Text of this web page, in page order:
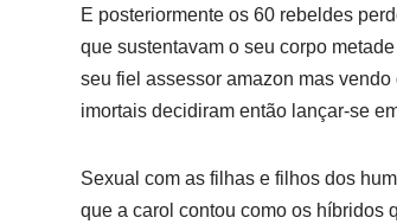
E posteriormente os 60 rebeldes
que sustentavam o seu corpo
seu fiel assessor amazon mas
imortais decidiram então lançar-se
Sexual com as filhas e filhos dos
que a carol contou como os híbridos